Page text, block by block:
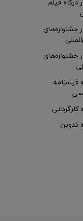
جشنواره‌های
جشنواره‌های
فیلمنامه
کارگردانی
تدوین